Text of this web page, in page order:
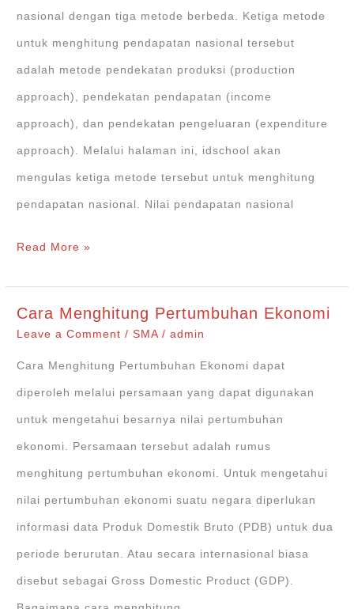
nasional dengan tiga metode berbeda. Ketiga metode
untuk menghitung pendapatan nasional tersebut
adalah metode pendekatan produksi (production
approach), pendekatan pendapatan (income
approach), dan pendekatan pengeluaran (expenditure
approach). Melalui halaman ini, idschool akan
mengulas ketiga metode tersebut untuk menghitung
pendapatan nasional. Nilai pendapatan nasional
3
Pendapatan
Read More »
Cara Menghitung Pertumbuhan Ekonomi
Leave a Comment /SMA/admin
Cara Menghitung Pertumbuhan Ekonomi dapat
diperoleh melalui persamaan yang dapat digunakan
untuk mengetahui besarnya nilai pertumbuhan
ekonomi. Persamaan tersebut adalah rumus
menghitung pertumbuhan ekonomi. Untuk mengetahui
nilai pertumbuhan ekonomi suatu negara diperlukan
informasi data Produk Domestik Bruto (PDB) untuk dua
periode berurutan. Atau secara internasional biasa
disebut sebagai Gross Domestic Product (GDP).